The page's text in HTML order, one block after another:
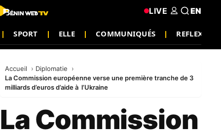
SPORT ELLE COMMUNIQUÉS REFLEXION
LIVE EN
Accueil
Diplomatie
La Commission européenne verse une première tranche de 3
milliards d’euros d’aide à l’Ukraine
La Commission